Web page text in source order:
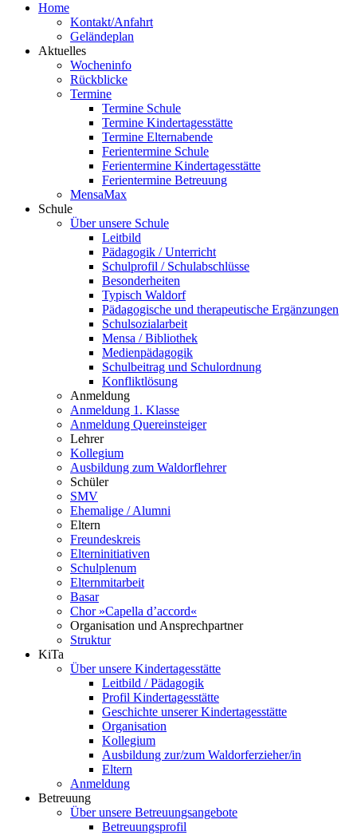
Home
Kontakt/Anfahrt
Geländeplan
Aktuelles
Wocheninfo
Rückblicke
Termine
Termine Schule
Termine Kindertagesstätte
Termine Elternabende
Ferientermine Schule
Ferientermine Kindertagesstätte
Ferientermine Betreuung
MensaMax
Schule
Über unsere Schule
Leitbild
Pädagogik / Unterricht
Schulprofil / Schulabschlüsse
Besonderheiten
Typisch Waldorf
Pädagogische und therapeutische Ergänzungen
Schulsozialarbeit
Mensa / Bibliothek
Medienpädagogik
Schulbeitrag und Schulordnung
Konfliktlösung
Anmeldung
Anmeldung 1. Klasse
Anmeldung Quereinsteiger
Lehrer
Kollegium
Ausbildung zum Waldorflehrer
Schüler
SMV
Ehemalige / Alumni
Eltern
Freundeskreis
Elterninitiativen
Schulplenum
Elternmitarbeit
Basar
Chor »Capella d’accord«
Organisation und Ansprechpartner
Struktur
KiTa
Über unsere Kindertagesstätte
Leitbild / Pädagogik
Profil Kindertagesstätte
Geschichte unserer Kindertagesstätte
Organisation
Kollegium
Ausbildung zur/zum Waldorferzieher/in
Eltern
Anmeldung
Betreuung
Über unsere Betreuungsangebote
Betreuungsprofil